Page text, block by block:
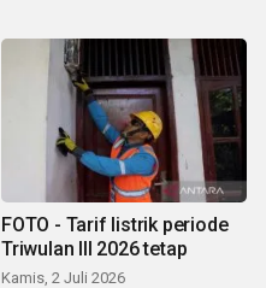
FOTO - Tarif listrik periode
Triwulan III 2026 tetap
Kamis, 2 Juli 2026